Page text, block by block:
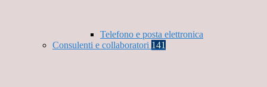
Telefono e posta elettronica
Consulenti e collaboratori 141